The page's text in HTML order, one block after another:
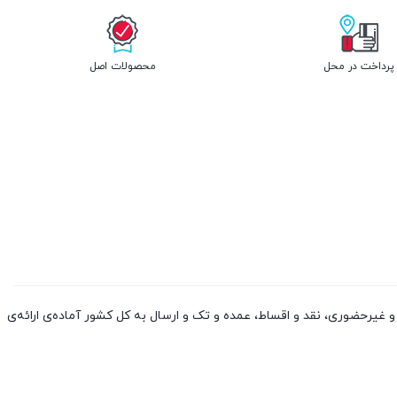
پرداخت در محل محصولات اصل
از چین و دوبی، به صورت حضوری و غیرحضوری، نقد و اقساط، عمده و تک و ارسال به کل کشور آماده‌ی ارائه‌ی